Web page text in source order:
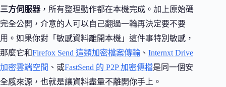
三方伺服器 ，所有整理動作都在本機完成。加上原始碼
完全公開，介意的人可以自己翻過一輪再決定要不要
用。如果你對「敏感資料離開本機」這件事特別敏感，
那麼它和Firefox Send 這類加密檔案傳輸 、 Internxt Drive
加密雲端空間 、或FastSend 的 P2P 加密傳檔是同一個安
全感來源，也就是讓資料盡量不離開你手上。